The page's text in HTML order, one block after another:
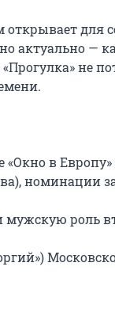
для
актуально —
не
в
номинации
роль